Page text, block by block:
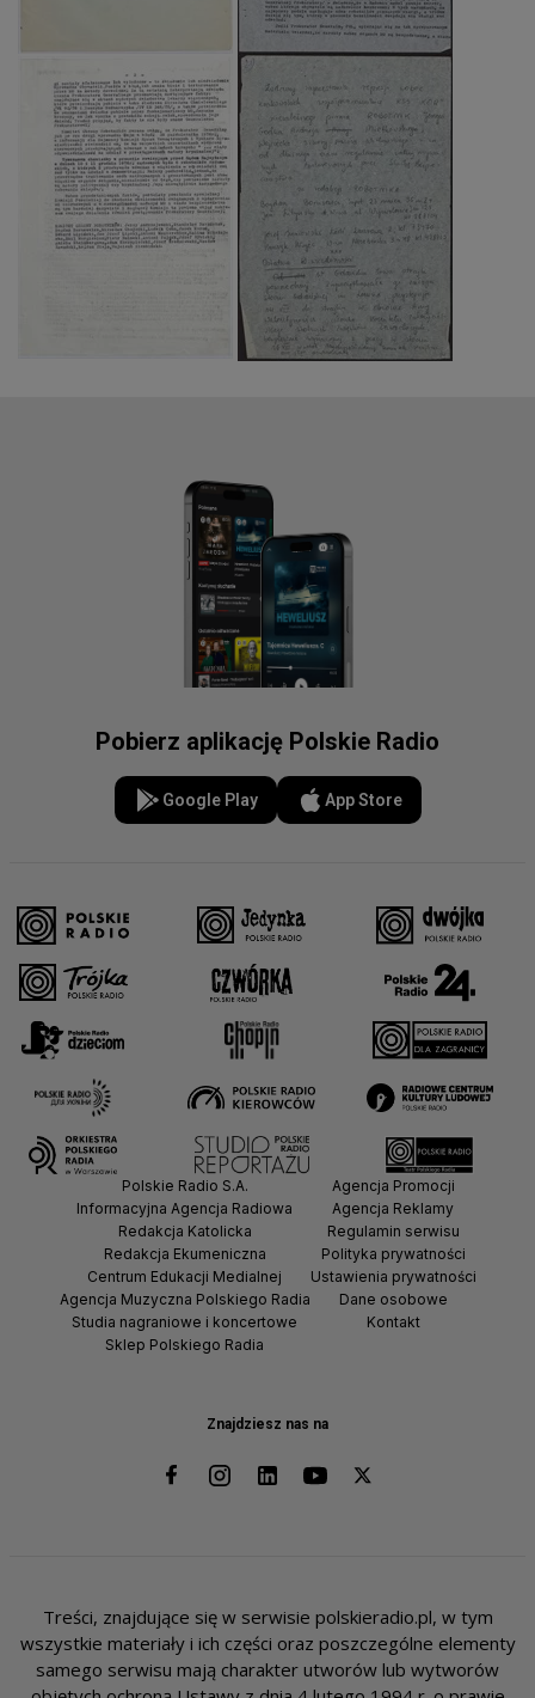
Pobierz aplikację Polskie Radio
Google Play App Store
Znajdziesz nas na
Polskie Radio S.A.
Informacyjna Agencja Radiowa
Redakcja Katolicka
Redakcja Ekumeniczna
Centrum Edukacji Medialnej
Agencja Muzyczna Polskiego Radia
Studia nagraniowe i koncertowe
Sklep Polskiego Radia
Agencja Promocji
Agencja Reklamy
Regulamin serwisu
Polityka prywatności
Ustawienia prywatności
Dane osobowe
Kontakt
Treści, znajdujące się w serwisie polskieradio.pl, w tym
wszystkie materiały i ich części oraz poszczególne elementy
samego serwisu mają charakter utworów lub wytworów